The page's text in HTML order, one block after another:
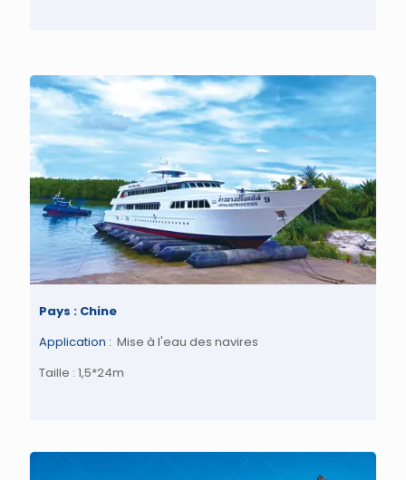
Pays : Chine
Application : Mise à l'eau des navires
Taille : 1,5*24m